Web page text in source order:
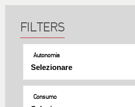
Autonomia
Consumo